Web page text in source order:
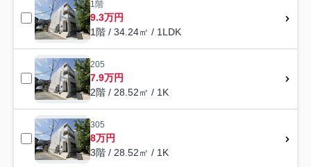
1階
9.3万円
1階 / 34.24㎡ / 1LDK
205
7.9万円
2階 / 28.52㎡ / 1K
305
8万円
3階 / 28.52㎡ / 1K